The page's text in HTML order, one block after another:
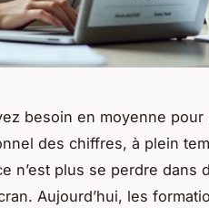
besoin en moyenne pour
des chiffres, à plein
n’est plus se perdre dans
Aujourd’hui, les